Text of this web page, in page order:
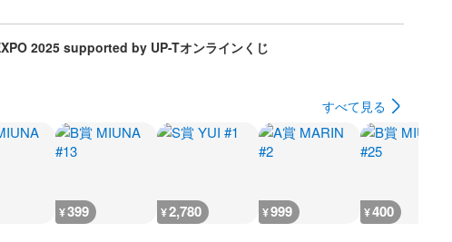
2025 supported by UP-Tオンラインくじ
すべて見る
¥399 ¥2,780 ¥999 ¥400